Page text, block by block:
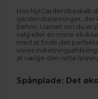
Hos
garderobeløsninger, der
behov. Uanset om du er
valg eller en mere
med at finde det
vores indretningsafdeling
at vælge den rette
Spånplade: Det